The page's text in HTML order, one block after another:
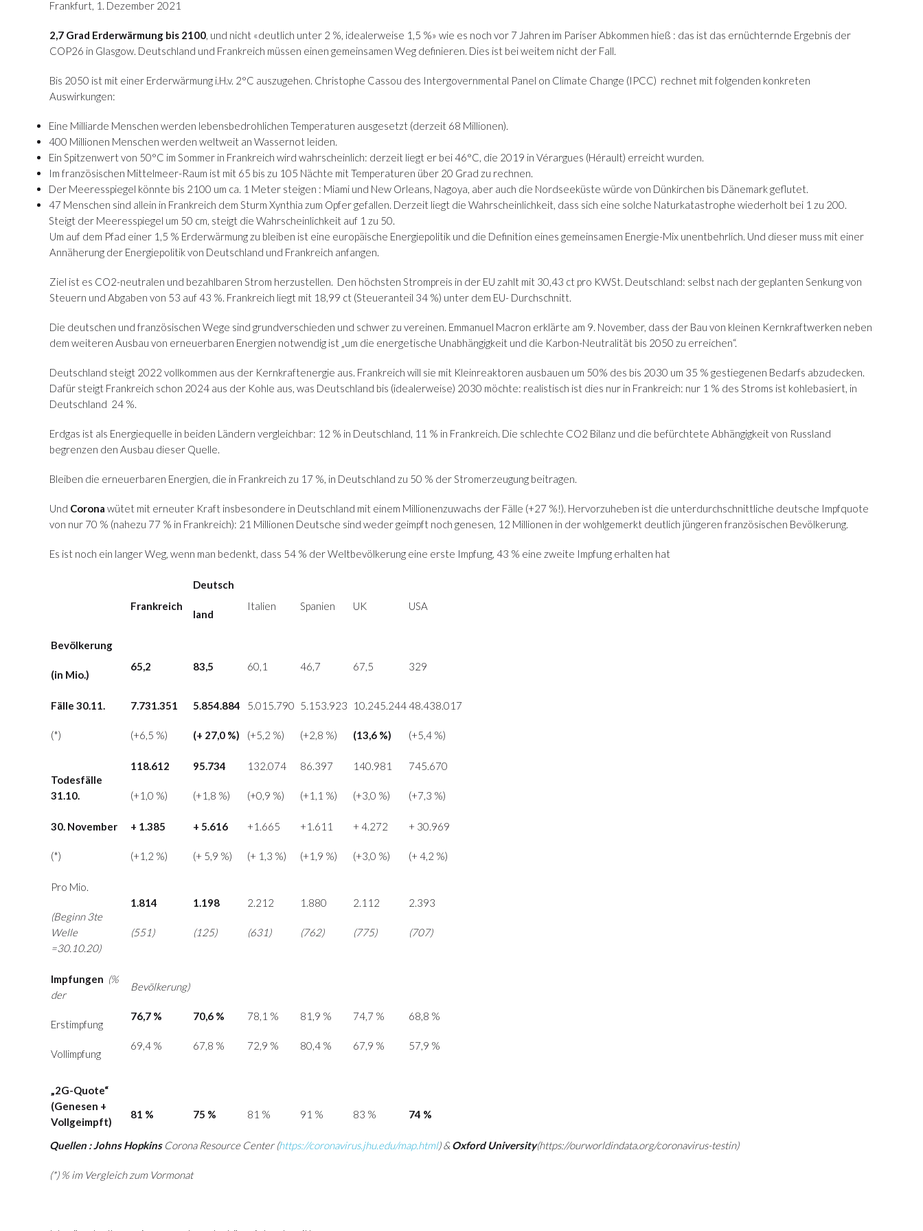
Frankfurt, 1. Dezember 2021
2,7 Grad Erderwärmung bis 2100, und nicht «deutlich unter 2 %, idealerweise 1,5 %» wie es noch vor 7 Jahren im Pariser Abkommen hieß : das ist das ernüchternde Ergebnis der
COP26 in Glasgow. Deutschland und Frankreich müssen einen gemeinsamen Weg definieren. Dies ist bei weitem nicht der Fall.
Bis 2050 ist mit einer Erderwärmung i.H.v. 2°C auszugehen. Christophe Cassou des Intergovernmental Panel on Climate Change (IPCC) rechnet mit folgenden konkreten
Auswirkungen:
Eine Milliarde Menschen werden lebensbedrohlichen Temperaturen ausgesetzt (derzeit 68 Millionen).
400 Millionen Menschen werden weltweit an Wassernot leiden.
Ein Spitzenwert von 50°C im Sommer in Frankreich wird wahrscheinlich: derzeit liegt er bei 46°C, die 2019 in Vérargues (Hérault) erreicht wurden.
Im französischen Mittelmeer-Raum ist mit 65 bis zu 105 Nächte mit Temperaturen über 20 Grad zu rechnen.
Der Meeresspiegel könnte bis 2100 um ca. 1 Meter steigen : Miami und New Orleans, Nagoya, aber auch die Nordseeküste würde von Dünkirchen bis Dänemark geflutet.
47 Menschen sind allein in Frankreich dem Sturm Xynthia zum Opfer gefallen. Derzeit liegt die Wahrscheinlichkeit, dass sich eine solche Naturkatastrophe wiederholt bei 1 zu 200.
Steigt der Meeresspiegel um 50 cm, steigt die Wahrscheinlichkeit auf 1 zu 50.
Um auf dem Pfad einer 1,5 % Erderwärmung zu bleiben ist eine europäische Energiepolitik und die Definition eines gemeinsamen Energie-Mix unentbehrlich. Und dieser muss mit einer
Annäherung der Energiepolitik von Deutschland und Frankreich anfangen.
Ziel ist es CO2-neutralen und bezahlbaren Strom herzustellen. Den höchsten Strompreis in der EU zahlt mit 30,43 ct pro KWSt. Deutschland: selbst nach der geplanten Senkung von
Steuern und Abgaben von 53 auf 43 %. Frankreich liegt mit 18,99 ct (Steueranteil 34 %) unter dem EU- Durchschnitt.
Die deutschen und französischen Wege sind grundverschieden und schwer zu vereinen. Emmanuel Macron erklärte am 9. November, dass der Bau von kleinen Kernkraftwerken neben
dem weiteren Ausbau von erneuerbaren Energien notwendig ist „um die energetische Unabhängigkeit und die Karbon-Neutralität bis 2050 zu erreichen“.
Deutschland steigt 2022 vollkommen aus der Kernkraftenergie aus. Frankreich will sie mit Kleinreaktoren ausbauen um 50% des bis 2030 um 35 % gestiegenen Bedarfs abzudecken.
Dafür steigt Frankreich schon 2024 aus der Kohle aus, was Deutschland bis (idealerweise) 2030 möchte: realistisch ist dies nur in Frankreich: nur 1 % des Stroms ist kohlebasiert, in
Deutschland 24 %.
Erdgas ist als Energiequelle in beiden Ländern vergleichbar: 12 % in Deutschland, 11 % in Frankreich. Die schlechte CO2 Bilanz und die befürchtete Abhängigkeit von Russland
begrenzen den Ausbau dieser Quelle.
Bleiben die erneuerbaren Energien, die in Frankreich zu 17 %, in Deutschland zu 50 % der Stromerzeugung beitragen.
Und Corona wütet mit erneuter Kraft insbesondere in Deutschland mit einem Millionenzuwachs der Fälle (+27 %!). Hervorzuheben ist die unterdurchschnittliche deutsche Impfquote
von nur 70 % (nahezu 77 % in Frankreich): 21 Millionen Deutsche sind weder geimpft noch genesen, 12 Millionen in der wohlgemerkt deutlich jüngeren französischen Bevölkerung.
Es ist noch ein langer Weg, wenn man bedenkt, dass 54 % der Weltbevölkerung eine erste Impfung, 43 % eine zweite Impfung erhalten hat
Frankreich
Deutsch
land
Italien Spanien UK USA
Bevölkerung
(in Mio.)
65,2 83,5 60,1 46,7 67,5 329
Fälle 30.11.
(*)
7.731.351
(+6,5 %)
5.854.884
(+ 27,0 %)
5.015.790
(+5,2 %)
5.153.923
(+2,8 %)
10.245.244
(13,6 %)
48.438.017
(+5,4 %)
Todesfälle
31.10.
118.612
(+1,0 %)
95.734
(+1,8 %)
132.074
(+0,9 %)
86.397
(+1,1 %)
140.981
(+3,0 %)
745.670
(+7,3 %)
30. November
(*)
+ 1.385
(+1,2 %)
+ 5.616
(+ 5,9 %)
+1.665
(+ 1,3 %)
+1.611
(+1,9 %)
+ 4.272
(+3,0 %)
+ 30.969
(+ 4,2 %)
Pro Mio.
(Beginn 3te
Welle
=30.10.20)
1.814
(551)
1.198
(125)
2.212
(631)
1.880
(762)
2.112
(775)
2.393
(707)
Impfungen (%
der
Erstimpfung
Vollimpfung
Bevölkerung)
76,7 %
69,4 %
70,6 %
67,8 %
78,1 %
72,9 %
81,9 %
80,4 %
74,7 %
67,9 %
68,8 %
57,9 %
„2G-Quote“
(Genesen +
Vollgeimpft)
81 % 75 % 81 % 91 % 83 % 74 %
Quellen : Johns HopkinsCorona Resource Center (https://coronavirus.jhu.edu/map.html) & Oxford University(https://ourworldindata.org/coronavirus-testin)
(*) % im Vergleich zum Vormonat